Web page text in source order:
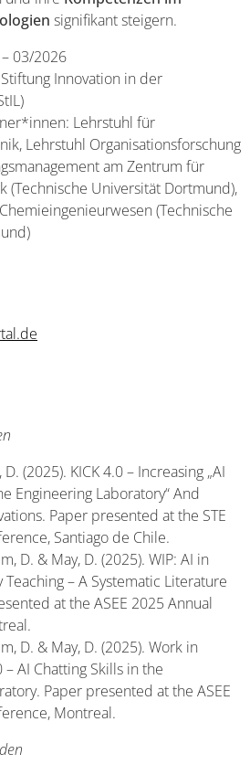
signifikant steigern.
03/2026
Innovation in der
Lehrstuhl für
Lehrstuhl Organisationsforschung
am Zentrum für
(Technische Universität Dortmund),
(Technische
D. (2025). KICK 4.0 – Increasing „AI
Engineering Laboratory“ And
Paper presented at the STE
Santiago de Chile.
D. & May, D. (2025). WIP: AI in
– A Systematic Literature
at the ASEE 2025 Annual
D. & May, D. (2025). Work in
– AI Chatting Skills in the
Paper presented at the ASEE
Montreal.